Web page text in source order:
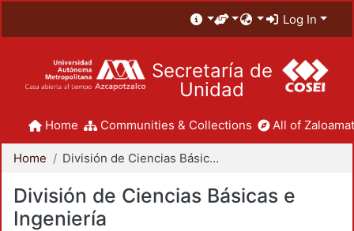
Log In
Secretaría de
Unidad
Home Communities & Collections All of
Home División de Ciencias Básicas e Ingeniería
División de Ciencias Básicas e
Ingeniería